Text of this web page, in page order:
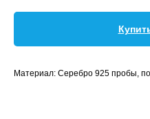
Материал: Серебро 925 пробы,